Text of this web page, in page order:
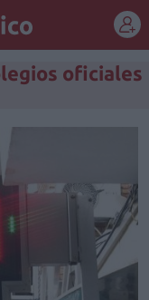
oficiales